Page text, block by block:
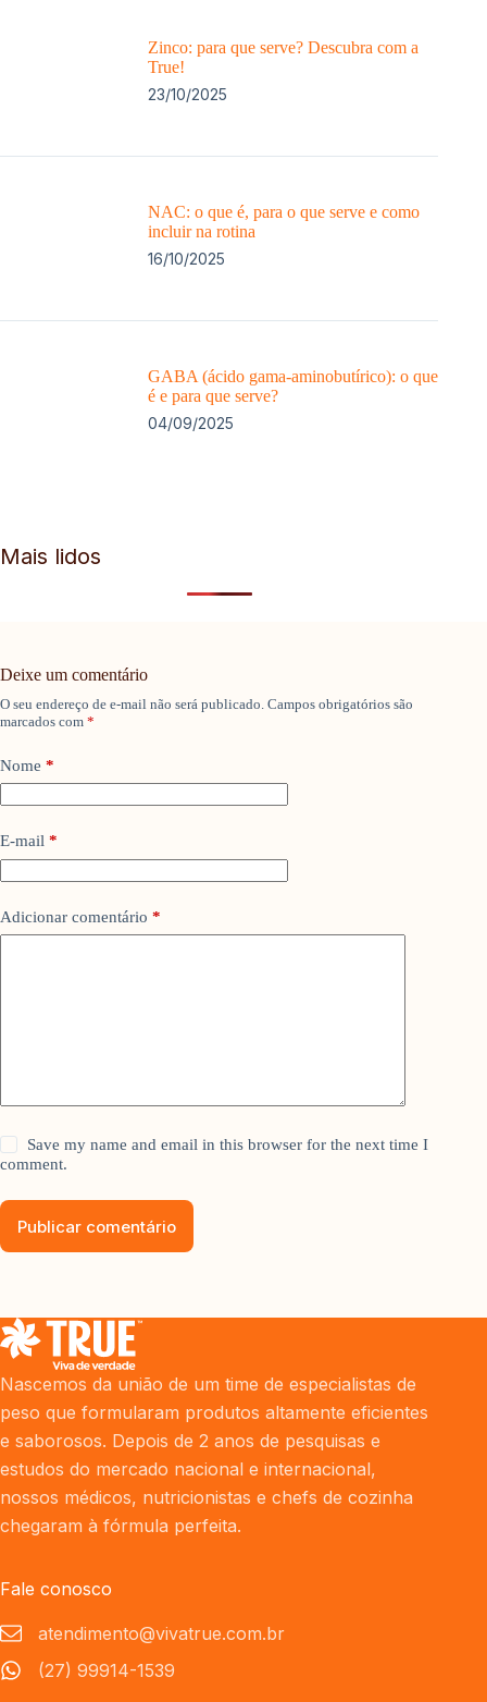
Zinco: para que serve? Descubra com a
True!
23/10/2025
NAC: o que é, para o que serve e como
incluir na rotina
16/10/2025
GABA (ácido gama-aminobutírico): o que
é e para que serve?
04/09/2025
Mais lidos
Deixe um comentário
O seu endereço de e-mail não será publicado. Campos obrigatórios são
marcados com *
Nome *
E-mail *
Adicionar comentário *
Save my name and email in this browser for the next time I
comment.
Publicar comentário
Nascemos da união de um time de especialistas de
peso que formularam produtos altamente eficientes
e saborosos. Depois de 2 anos de pesquisas e
estudos do mercado nacional e internacional,
nossos médicos, nutricionistas e chefs de cozinha
chegaram à fórmula perfeita.
Fale conosco
atendimento@vivatrue.com.br
(27) 99914-1539